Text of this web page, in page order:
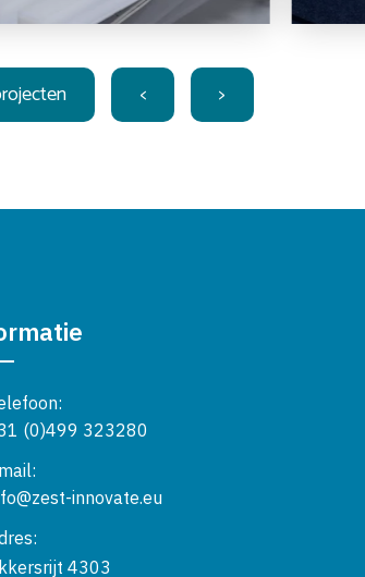
< >
(0)499 323280
innovate.eu
4303